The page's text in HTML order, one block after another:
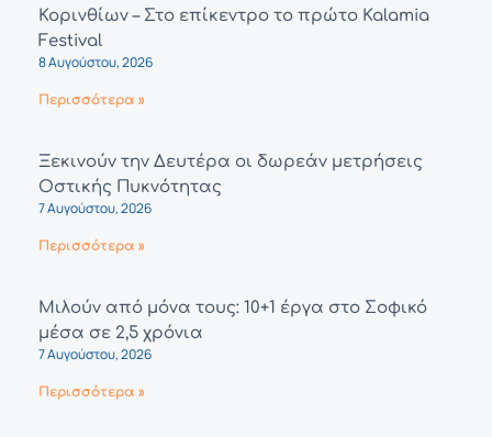
Κορινθίων – Στο επίκεντρο το πρώτο Kalamia
Festival
8 Αυγούστου, 2026
Περισσότερα »
Ξεκινούν την Δευτέρα οι δωρεάν μετρήσεις
Οστικής Πυκνότητας
7 Αυγούστου, 2026
Περισσότερα »
Μιλούν από μόνα τους: 10+1 έργα στο Σοφικό
μέσα σε 2,5 χρόνια
7 Αυγούστου, 2026
Περισσότερα »